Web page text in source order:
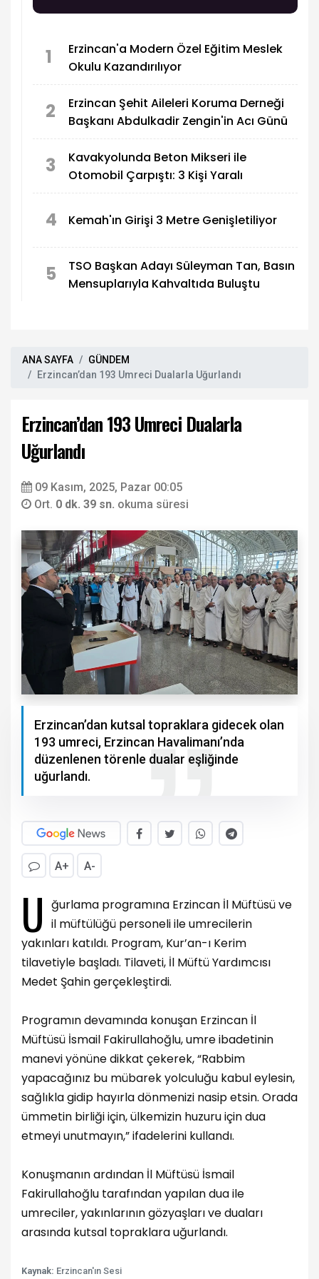
1
Erzincan'a Modern Özel Eğitim Meslek
Okulu Kazandırılıyor
2
Erzincan Şehit Aileleri Koruma Derneği
Başkanı Abdulkadir Zengin'in Acı Günü
3
Kavakyolunda Beton Mikseri ile
Otomobil Çarpıştı: 3 Kişi Yaralı
4 Kemah'ın Girişi 3 Metre Genişletiliyor
5
TSO Başkan Adayı Süleyman Tan, Basın
Mensuplarıyla Kahvaltıda Buluştu
ANA SAYFA
GÜNDEM
Erzincan’dan 193 Umreci Dualarla Uğurlandı
Erzincan’dan 193 Umreci Dualarla
Uğurlandı
09 Kasım, 2025, Pazar 00:05
Ort. 0 dk. 39 sn. okuma süresi
Erzincan’dan kutsal topraklara gidecek olan
193 umreci, Erzincan Havalimanı’nda
düzenlenen törenle dualar eşliğinde
uğurlandı.
A+ A-
U ğurlama programına Erzincan İl Müftüsü ve
il müftülüğü personeli ile umrecilerin
yakınları katıldı. Program, Kur’an-ı Kerim
tilavetiyle başladı. Tilaveti, İl Müftü Yardımcısı
Medet Şahin gerçekleştirdi.
Programın devamında konuşan Erzincan İl
Müftüsü İsmail Fakirullahoğlu, umre ibadetinin
manevi yönüne dikkat çekerek, “Rabbim
yapacağınız bu mübarek yolculuğu kabul eylesin,
sağlıkla gidip hayırla dönmenizi nasip etsin. Orada
ümmetin birliği için, ülkemizin huzuru için dua
etmeyi unutmayın,” ifadelerini kullandı.
Konuşmanın ardından İl Müftüsü İsmail
Fakirullahoğlu tarafından yapılan dua ile
umreciler, yakınlarının gözyaşları ve duaları
arasında kutsal topraklara uğurlandı.
Kaynak: Erzincan'ın Sesi